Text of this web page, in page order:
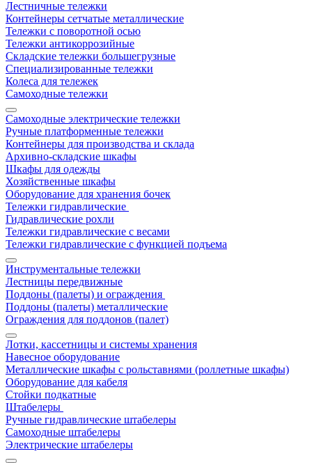
Лестничные тележки
Контейнеры сетчатые металлические
Тележки с поворотной осью
Тележки антикоррозийные
Складские тележки большегрузные
Специализированные тележки
Колеса для тележек
Самоходные тележки
Самоходные электрические тележки
Ручные платформенные тележки
Контейнеры для производства и склада
Архивно-складские шкафы
Шкафы для одежды
Хозяйственные шкафы
Оборудование для хранения бочек
Тележки гидравлические
Гидравлические рохли
Тележки гидравлические с весами
Тележки гидравлические с функцией подъема
Инструментальные тележки
Лестницы передвижные
Поддоны (палеты) и ограждения
Поддоны (палеты) металлические
Ограждения для поддонов (палет)
Лотки, кассетницы и системы хранения
Навесное оборудование
Металлические шкафы с рольставнями (роллетные шкафы)
Оборудование для кабеля
Стойки подкатные
Штабелеры
Ручные гидравлические штабелеры
Самоходные штабелеры
Электрические штабелеры